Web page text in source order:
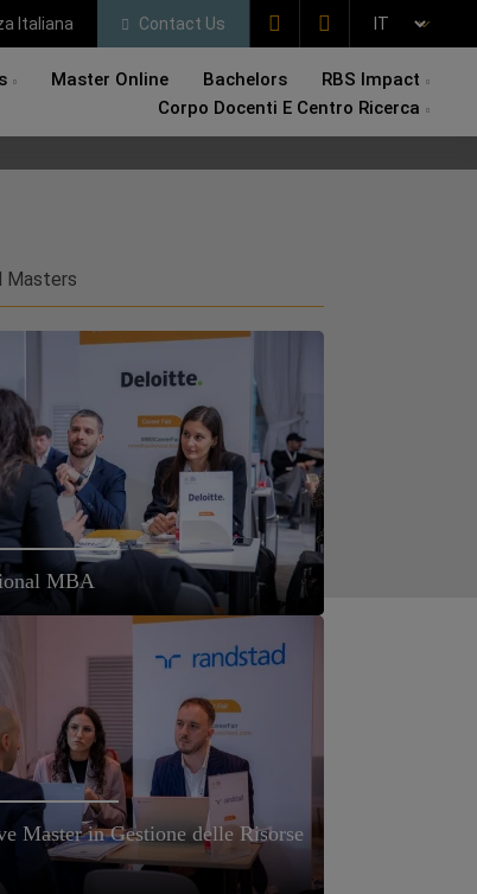
Italiana Contact Us
Master Online Bachelors
RBS Impact
Corpo Docenti E Centro Ricerca
Masters
MBA
Master in Gestione delle Risorse